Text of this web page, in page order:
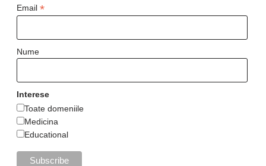
Email *
Nume
Interese
Toate domeniile
Medicina
Educational